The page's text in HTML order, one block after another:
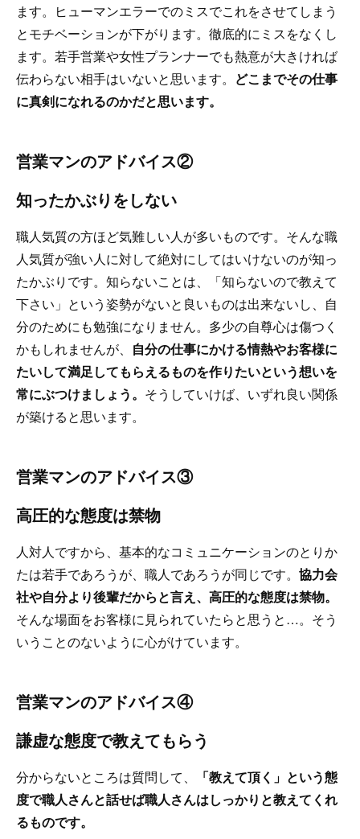
ます。ヒューマンエラーでのミスでこれをさせてしまう
とモチベーションが下がります。徹底的にミスをなくし
ます。若手営業や女性プランナーでも熱意が大きければ
伝わらない相手はいないと思います。 どこまでその仕事
に真剣になれるのかだと思います。
営業マンのアドバイス②
知ったかぶりをしない
職人気質の方ほど気難しい人が多いものです。そんな職
人気質が強い人に対して絶対にしてはいけないのが知っ
たかぶりです。知らないことは、「知らないので教えて
下さい」という姿勢がないと良いものは出来ないし、自
分のためにも勉強になりません。多少の自尊心は傷つく
かもしれませんが、 自分の仕事にかける情熱やお客様に
たいして満足してもらえるものを作りたいという想いを
常にぶつけましょう。 そうしていけば、いずれ良い関係
が築けると思います。
営業マンのアドバイス③
高圧的な態度は禁物
人対人ですから、基本的なコミュニケーションのとりか
たは若手であろうが、職人であろうが同じです。 協力会
社や自分より後輩だからと言え、高圧的な態度は禁物。
そんな場面をお客様に見られていたらと思うと…。そう
いうことのないように心がけています。
営業マンのアドバイス④
謙虚な態度で教えてもらう
分からないところは質問して、
「教えて頂く」という態
度で職人さんと話せば職人さんはしっかりと教えてくれ
るものです。